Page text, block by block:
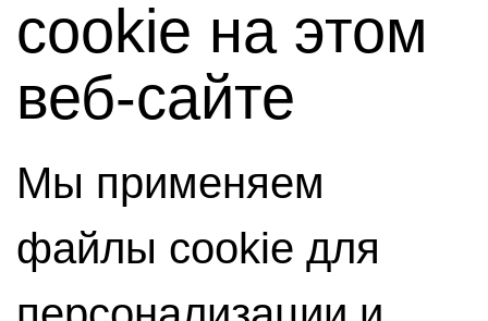
cookie на этом
веб-сайте
Мы применяем
файлы cookie для